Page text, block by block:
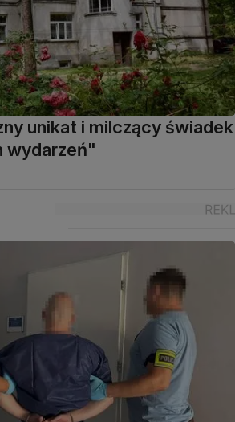
unikat i milczący świadek
wydarzeń"